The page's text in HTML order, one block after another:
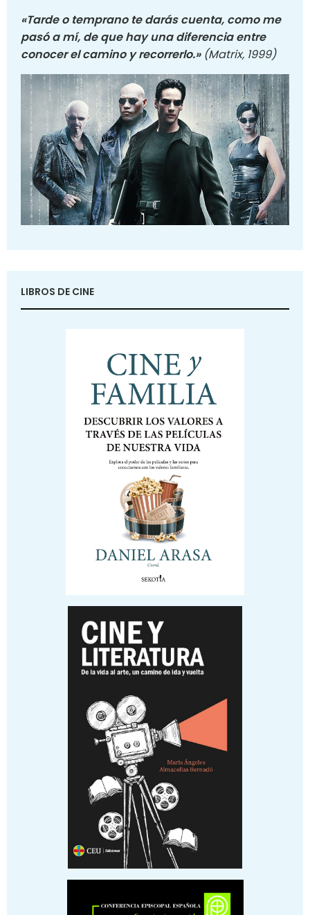
«Tarde o temprano te darás cuenta, como me
pasó a mí, de que hay una diferencia entre
conocer el camino y recorrerlo.» (Matrix, 1999)
LIBROS DE CINE